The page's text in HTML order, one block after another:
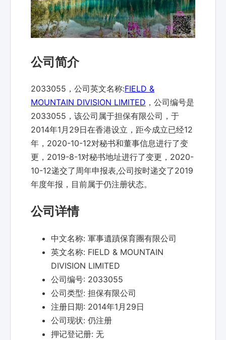
公司简介
2033055，公司英文名称:FIELD &
MOUNTAIN DIVISION LIMITED ，公司编号是
2033055，该公司属于担保有限公司，于
2014年1月29日在香港设立，距今成立已经12
年，2020-10-12对秘书和董事信息进行了变
更，2019-8-1对秘书地址进行了变更，2020-
10-12递交了周年申报表,公司按时递交了2019
年度年报，目前属于仍注册状态。
公司详情
中文名称: 軍事遺蹟保育團有限公司
英文名称: FIELD & MOUNTAIN
DIVISION LIMITED
公司编号: 2033055
公司类型: 担保有限公司
注册日期: 2014年1月29日
公司现状: 仍注册
押记登记册: 无